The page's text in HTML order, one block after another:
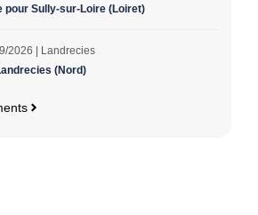
pour Sully-sur-Loire (Loiret)
2026 | Landrecies
(Nord)